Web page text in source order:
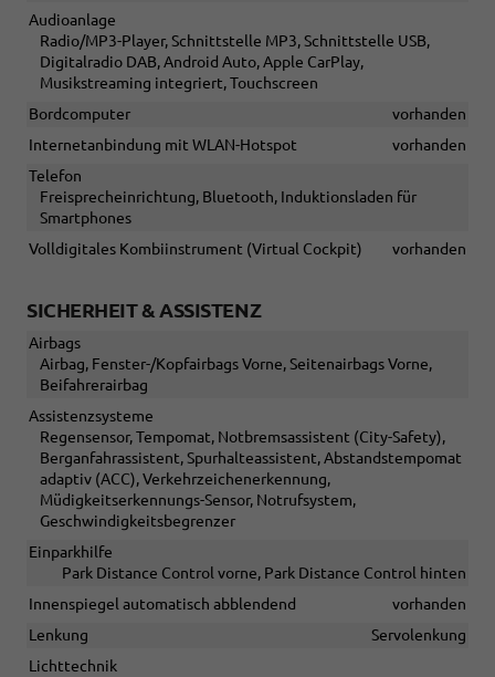
Audioanlage
Radio/MP3-Player, Schnittstelle MP3, Schnittstelle USB,
Digitalradio DAB, Android Auto, Apple CarPlay,
Musikstreaming integriert, Touchscreen
Bordcomputer
vorhanden
Internetanbindung mit WLAN-Hotspot
vorhanden
Telefon
Freisprecheinrichtung, Bluetooth, Induktionsladen für
Smartphones
Volldigitales Kombiinstrument (Virtual Cockpit)
vorhanden
SICHERHEIT & ASSISTENZ
Airbags
Airbag, Fenster-/Kopfairbags Vorne, Seitenairbags Vorne,
Beifahrerairbag
Assistenzsysteme
Regensensor, Tempomat, Notbremsassistent (City-Safety),
Berganfahrassistent, Spurhalteassistent, Abstandstempomat
adaptiv (ACC), Verkehrzeichenerkennung,
Müdigkeitserkennungs-Sensor, Notrufsystem,
Geschwindigkeitsbegrenzer
Einparkhilfe
Park Distance Control vorne, Park Distance Control hinten
Innenspiegel automatisch abblendend
vorhanden
Lenkung
Servolenkung
Lichttechnik